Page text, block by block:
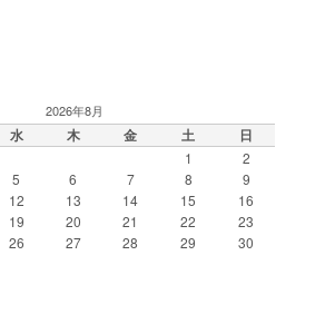
2026年8月
水 木 金 土 日
1
2
5 6 7 8
9
12 13 14 15
16
19 20 21 22
23
26 27 28 29
30